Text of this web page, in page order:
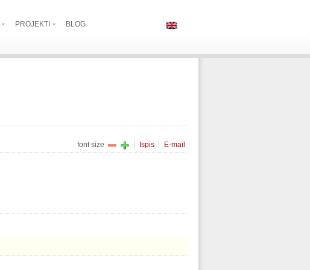
PROJEKTI BLOG
font size
Ispis E-mail